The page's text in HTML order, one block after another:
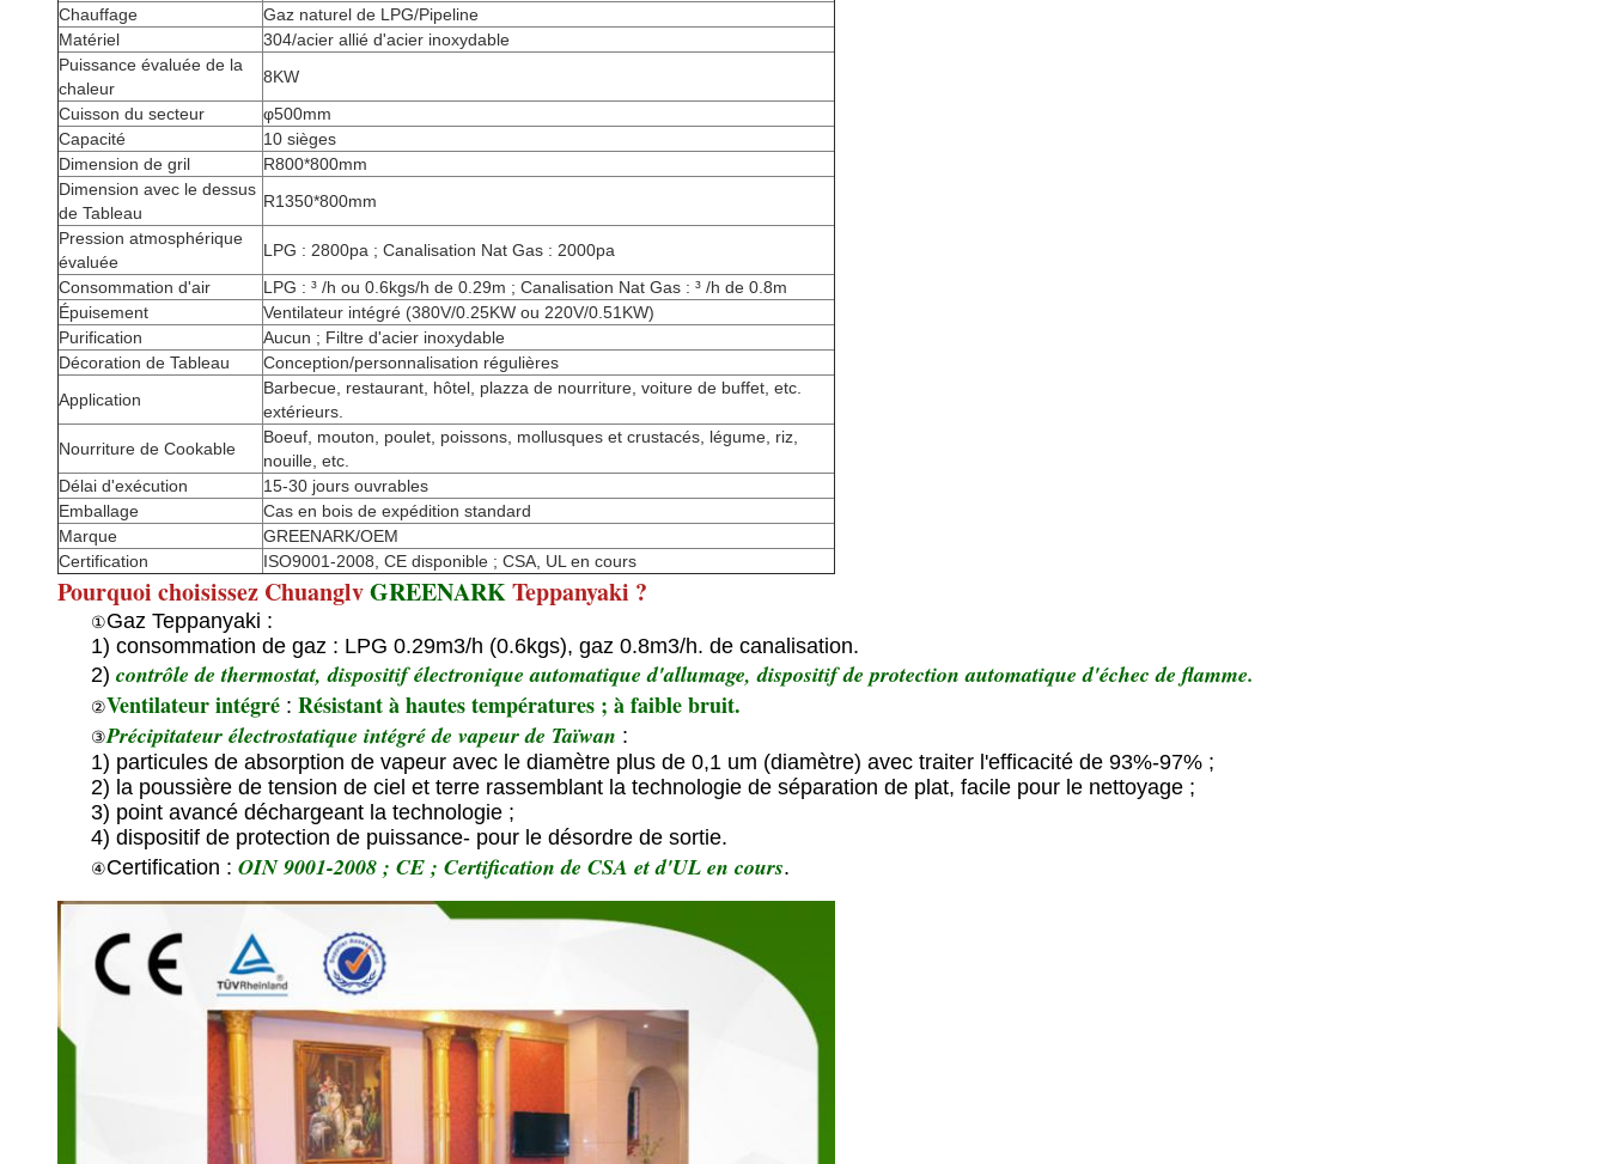
Chauffage
Gaz naturel de LPG/Pipeline
Matériel
304/acier allié d'acier inoxydable
Puissance évaluée de la
chaleur
8KW
Cuisson du secteur
φ500mm
Capacité
10 sièges
Dimension de gril
R800*800mm
Dimension avec le dessus
de Tableau
R1350*800mm
Pression atmosphérique
évaluée
LPG : 2800pa ; Canalisation Nat Gas : 2000pa
Consommation d'air
LPG : ³ /h ou 0.6kgs/h de 0.29m ; Canalisation Nat Gas : ³ /h de 0.8m
Épuisement
Ventilateur intégré (380V/0.25KW ou 220V/0.51KW)
Purification
Aucun ; Filtre d'acier inoxydable
Décoration de Tableau
Conception/personnalisation régulières
Application
Barbecue, restaurant, hôtel, plazza de nourriture, voiture de buffet, etc.
extérieurs.
Nourriture de Cookable
Boeuf, mouton, poulet, poissons, mollusques et crustacés, légume, riz,
nouille, etc.
Délai d'exécution
15-30 jours ouvrables
Emballage
Cas en bois de expédition standard
Marque
GREENARK/OEM
Certification
ISO9001-2008, CE disponible ; CSA, UL en cours
Pourquoi choisissez ChuanglvGREENARKTeppanyaki ?
①Gaz Teppanyaki :
1) consommation de gaz : LPG 0.29m3/h (0.6kgs), gaz 0.8m3/h. de canalisation.
2) contrôle de thermostat, dispositif électronique automatique d'allumage, dispositif de protection automatique d'échec de flamme.
②Ventilateur intégré : Résistant à hautes températures ; à faible bruit.
③Précipitateur électrostatique intégré de vapeur de Taïwan :
1) particules de absorption de vapeur avec le diamètre plus de 0,1 um (diamètre) avec traiter l'efficacité de 93%-97% ;
2) la poussière de tension de ciel et terre rassemblant la technologie de séparation de plat, facile pour le nettoyage ;
3) point avancé déchargeant la technologie ;
4) dispositif de protection de puissance- pour le désordre de sortie.
④Certification : OIN 9001-2008 ; CE ; Certification de CSA et d'UL en cours.